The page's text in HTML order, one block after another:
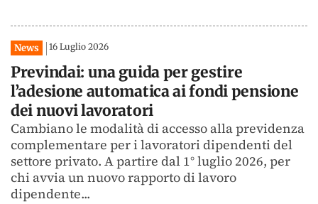
News 16 Luglio 2026
Previndai: una guida per gestire
l’adesione automatica ai fondi pensione
dei nuovi lavoratori
Cambiano le modalità di accesso alla previdenza
complementare per i lavoratori dipendenti del
settore privato. A partire dal 1° luglio 2026, per
chi avvia un nuovo rapporto di lavoro
dipendente...